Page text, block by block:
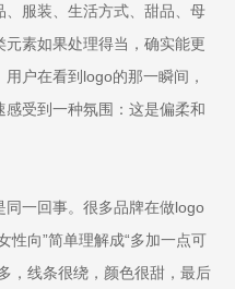
服装、生活方式、甜品、母
素如果处理得当，确实能更
户在看到logo的那一瞬间，
受到一种氛围：这是偏柔和
一回事。很多品牌在做logo
性向”简单理解成“多加一点可
，线条很绕，颜色很甜，最后